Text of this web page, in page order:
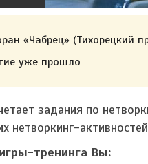
«Чабрец» (Тихорецкий
уже прошло
задания по
нетворкинг-
тренинга Вы: